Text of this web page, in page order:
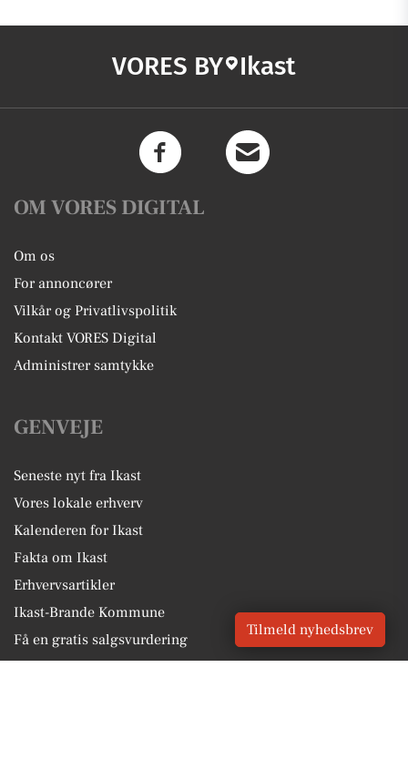
VORES BY Ikast
OM VORES DIGITAL
Om os
For annoncører
Vilkår og Privatlivspolitik
Kontakt VORES Digital
Administrer samtykke
GENVEJE
Seneste nyt fra Ikast
Vores lokale erhverv
Kalenderen for Ikast
Fakta om Ikast
Erhvervsartikler
Ikast-Brande Kommune
Få en gratis salgsvurdering
Tilmeld nyhedsbrev